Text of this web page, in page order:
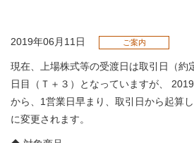
2019年06月11日 ご案内
現在、上場株式等の受渡日は取引日（約
日目（Ｔ＋３）となっていますが、
から、1営業日早まり、取引日から起算
に変更されます。